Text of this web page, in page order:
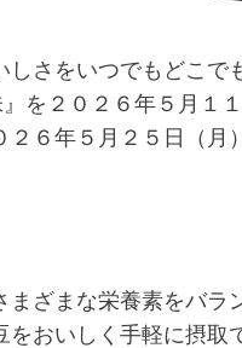
さをいつでもどこで
を２０２６年５月１
６年５月２５日（月
ざまな栄養素をバ
おいしく手軽に摂